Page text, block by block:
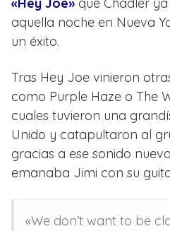
«Hey Joe» que Chadler
aquella noche en Nueva
un éxito.
Tras Hey Joe vinieron
como Purple Haze o The
cuales tuvieron una
Unido y catapultaron al
gracias a ese sonido
emanaba Jimi con su
«We don’t want to be